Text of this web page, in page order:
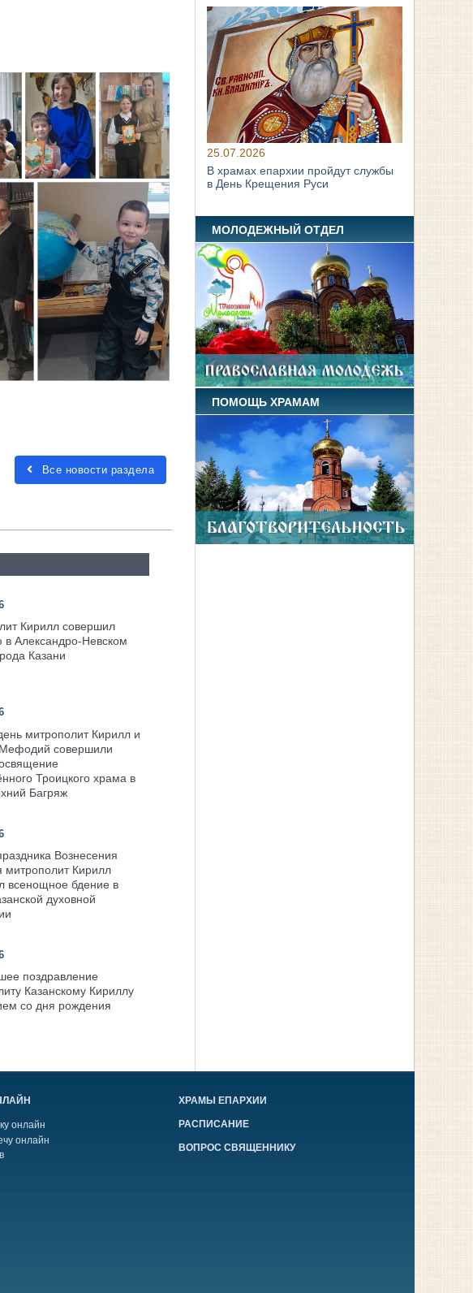
Все новости раздела
Кирилл совершил
в Александро-Невском
Казани
митрополит Кирилл и
совершили
Троицкого храма в
Багряж
Вознесения
митрополит Кирилл
всенощное бдение в
духовной
поздравление
Казанскому Кириллу
со дня рождения
25.07.2026
В храмах епархии пройдут службы
в День Крещения Руси
МОЛОДЕЖНЫЙ ОТДЕЛ
ПОМОЩЬ ХРАМАМ
онлайн
онлайн
ХРАМЫ ЕПАРХИИ
РАСПИСАНИЕ
ВОПРОС СВЯЩЕННИКУ